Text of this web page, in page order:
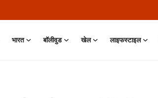
भारत बॉलीवुड खेल लाइफस्टाइल